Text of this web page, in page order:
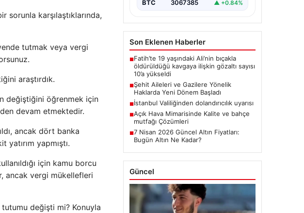
karşılaştıklarında,
tutmak veya vergi
araştırdık.
değiştiğini öğrenmek için
devam etmektedir.
ancak dört banka
yatırım yapmıştı.
için kamu borcu
ancak vergi mükellefleri
tutumu değişti mi? Konuyla
BTC 3067385 ▲ +0.84%
Son Eklenen Haberler
■Fatih’te 19 yaşındaki Ali’nin bıçakla
öldürüldüğü kavgaya ilişkin gözaltı sayısı
10’a yükseldi
■Şehit Aileleri ve Gazilere Yönelik
Haklarda Yeni Dönem Başladı
■İstanbul Valiliğinden dolandırıcılık uyarısı
■Açık Hava Mimarisinde Kalite ve bahçe
mutfağı Çözümleri
■7 Nisan 2026 Güncel Altın Fiyatları:
Bugün Altın Ne Kadar?
Güncel